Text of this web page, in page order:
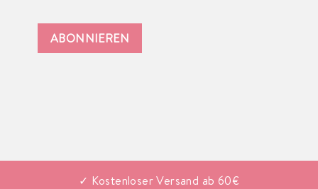
ABONNIEREN
✓ Kostenloser Versand ab 60€